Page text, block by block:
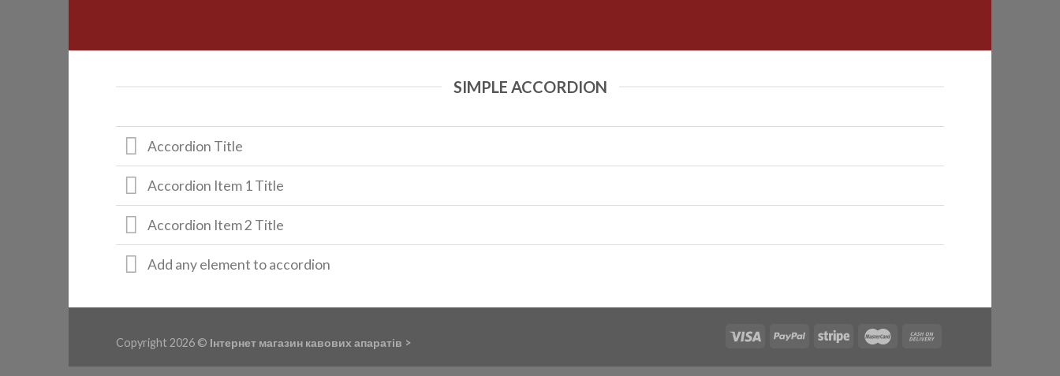
SIMPLE ACCORDION
Accordion Title
Accordion Item 1 Title
Accordion Item 2 Title
Add any element to accordion
Copyright 2026 © Інтернет магазин кавових апаратів >